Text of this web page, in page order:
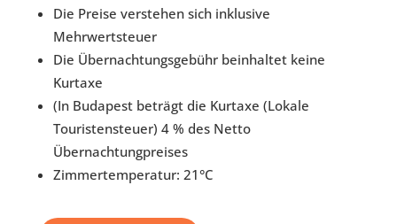
Die Preise verstehen sich inklusive
Mehrwertsteuer
Die Übernachtungsgebühr beinhaltet keine
Kurtaxe
(In Budapest beträgt die Kurtaxe (Lokale
Touristensteuer) 4 % des Netto
Übernachtungpreises
Zimmertemperatur: 21°C